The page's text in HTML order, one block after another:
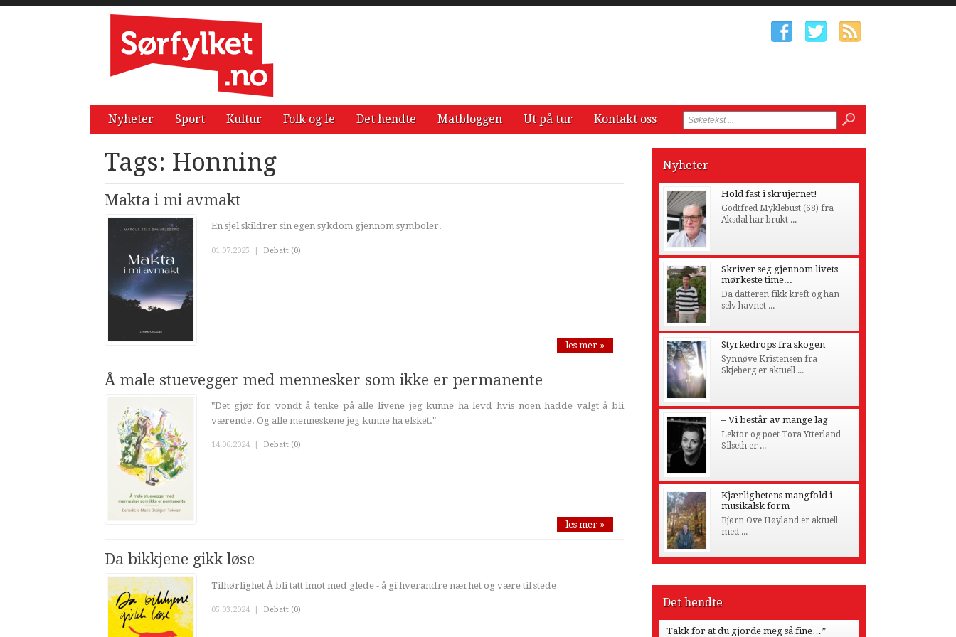
Nyheter Sport Kultur Folk og fe Det hendte Matbloggen Ut på tur Kontakt oss
Tags: Honning
Makta i mi avmakt
En sjel skildrer sin egen sykdom gjennom symboler.
01.07.2025 | Debatt (0)
les mer »
Å male stuevegger med mennesker som ikke er permanente
"Det gjør for vondt å tenke på alle livene jeg kunne ha levd hvis noen hadde valgt å bli
værende. Og alle menneskene jeg kunne ha elsket."
14.06.2024 Debatt (0)
les mer »
Da bikkjene gikk løse
Tilhørlighet Å bli tatt imot med glede - å gi hverandre nærhet og være til stede
05.03.2024 | Debatt (0)
Nyheter
Hold fast i skrujernet!
Godtfred Myklebust (68) fra
Aksdal har brukt ...
Skriver seg gjennom livets
mørkeste time...
Da datteren fikk kreft og han
selv havnet ...
Styrkedrops fra skogen
Synnøve Kristensen fra
Skjeberg er aktuell ...
– Vi består av mange lag
Lektor og poet Tora Ytterland
Silseth er ...
Kjærlighetens mangfold i
musikalsk form
Bjørn Ove Høyland er aktuell
med ...
Det hendte
Takk for at du gjorde meg så fine…”